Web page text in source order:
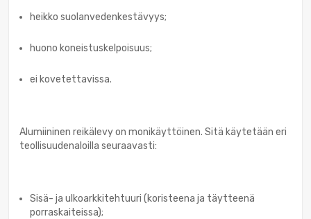
heikko suolanvedenkestävyys;
huono koneistuskelpoisuus;
ei kovetettavissa.
Alumiininen reikälevy on monikäyttöinen. Sitä käytetään eri
teollisuudenaloilla seuraavasti:
Sisä- ja ulkoarkkitehtuuri (koristeena ja täytteenä
porraskaiteissa);